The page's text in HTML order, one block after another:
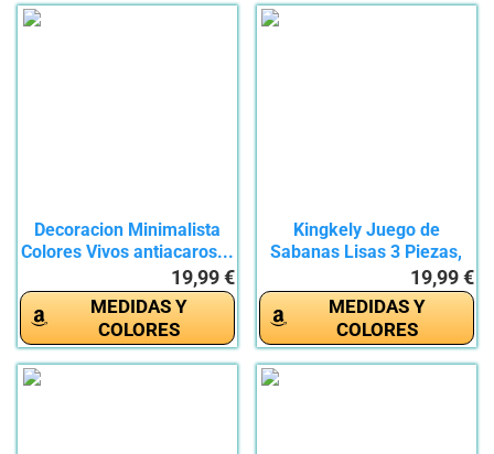
Decoracion Minimalista
Colores Vivos antiacaros...
19,99 €
MEDIDAS Y
COLORES
Kingkely Juego de
Sabanas Lisas 3 Piezas,
19,99 €
MEDIDAS Y
COLORES